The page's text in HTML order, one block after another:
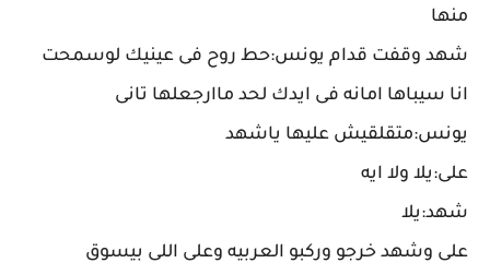
منها
شهد وقفت قدام يونس:حط روح فى عينيك لوسمحت
انا سيباها امانه فى ايدك لحد ماارجعلها تانى
يونس:متقلقيش عليها ياشهد
على:يلا ولا ايه
شهد:يلا
على وشهد خرجو وركبو العربيه وعلى اللى بيسوق